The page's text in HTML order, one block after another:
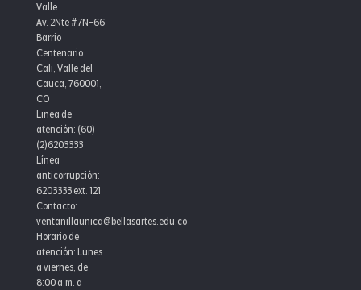
Valle
Av. 2Nte #7N-66
Barrio
Centenario
Cali, Valle del
Cauca, 760001,
CO
Linea de
atención: (60)
(2)6203333
Línea
anticorrupción:
6203333 ext. 121
Contacto:
ventanillaunica@bellasartes.edu.co
Horario de
atención: Lunes
a viernes, de
8:00 a.m. a